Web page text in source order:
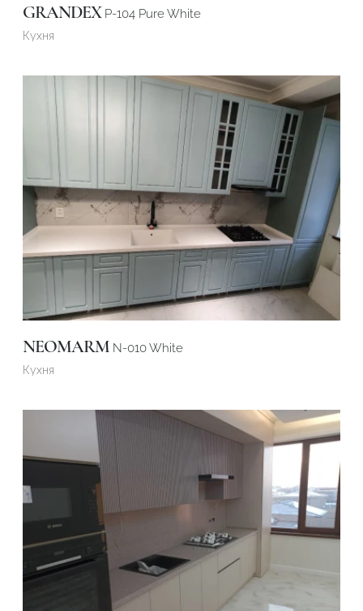
GRANDEX P-104 Pure White
Кухня
NEOMARM N-010 White
Кухня